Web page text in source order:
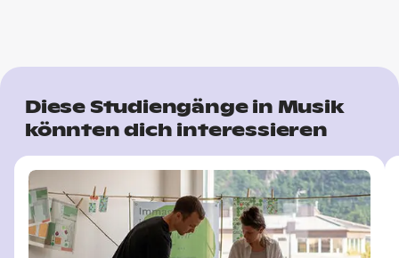
Diese Studiengänge in Musik
könnten dich interessieren